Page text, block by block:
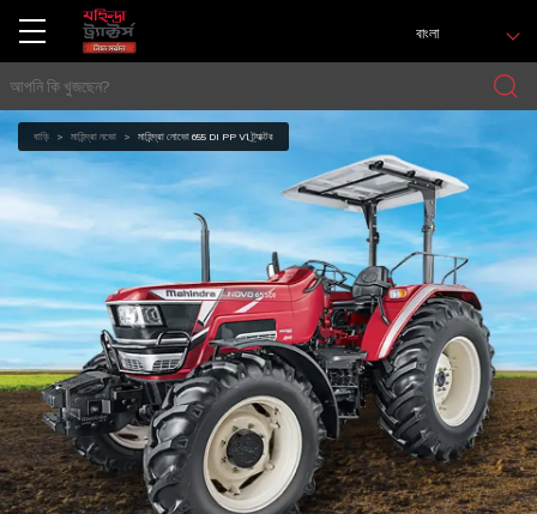
বাংলা
বাড়ি মাহিন্দ্রা নভো মাহিন্দ্রা নোভো 655 DI PP V1 ট্র্যাক্টর